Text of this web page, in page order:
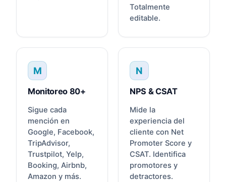
Totalmente
editable.
M
Monitoreo 80+
Sigue cada
mención en
Google, Facebook,
TripAdvisor,
Trustpilot, Yelp,
Booking, Airbnb,
Amazon y más.
N
NPS & CSAT
Mide la
experiencia del
cliente con Net
Promoter Score y
CSAT. Identifica
promotores y
detractores.